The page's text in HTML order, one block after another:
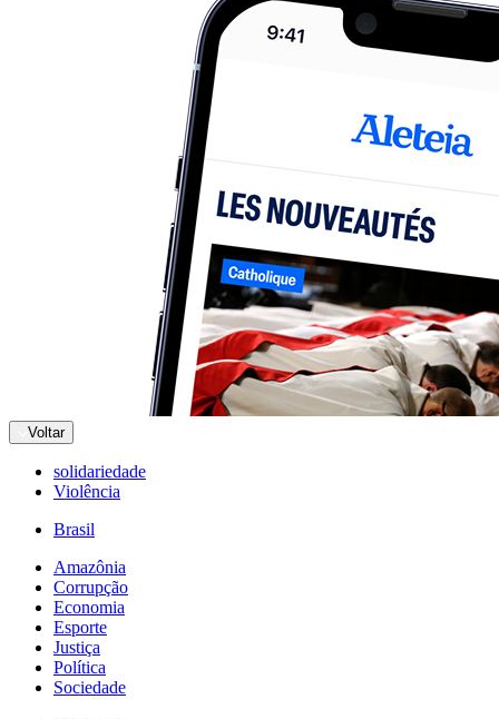
Voltar
solidariedade
Violência
Brasil
Amazônia
Corrupção
Economia
Esporte
Justiça
Política
Sociedade